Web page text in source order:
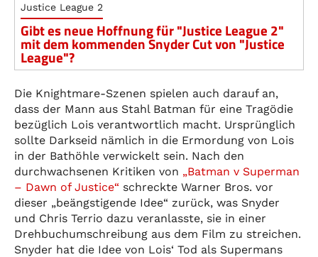
Justice League 2
Gibt es neue Hoffnung für "Justice League 2"
mit dem kommenden Snyder Cut von "Justice
League"?
Die Knightmare-Szenen spielen auch darauf an,
dass der Mann aus Stahl Batman für eine Tragödie
bezüglich Lois verantwortlich macht. Ursprünglich
sollte Darkseid nämlich in die Ermordung von Lois
in der Bathöhle verwickelt sein. Nach den
durchwachsenen Kritiken von „Batman v Superman
– Dawn of Justice“ schreckte Warner Bros. vor
dieser „beängstigende Idee“ zurück, was Snyder
und Chris Terrio dazu veranlasste, sie in einer
Drehbuchumschreibung aus dem Film zu streichen.
Snyder hat die Idee von Lois‘ Tod als Supermans